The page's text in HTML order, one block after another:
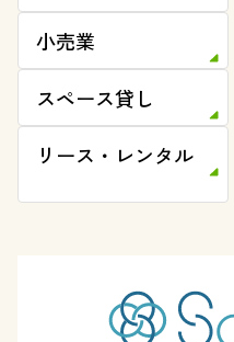
小売業
スペース貸し
リース・レンタル